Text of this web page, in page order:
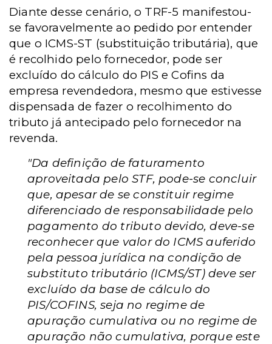
Diante desse cenário, o TRF-5 manifestou-
se favoravelmente ao pedido por entender
que o ICMS-ST (substituição tributária), que
é recolhido pelo fornecedor, pode ser
excluído do cálculo do PIS e Cofins da
empresa revendedora, mesmo que estivesse
dispensada de fazer o recolhimento do
tributo já antecipado pelo fornecedor na
revenda.
"Da definição de faturamento
aproveitada pelo STF, pode-se concluir
que, apesar de se constituir regime
diferenciado de responsabilidade pelo
pagamento do tributo devido, deve-se
reconhecer que valor do ICMS auferido
pela pessoa jurídica na condição de
substituto tributário (ICMS/ST) deve ser
excluído da base de cálculo do
PIS/COFINS, seja no regime de
apuração cumulativa ou no regime de
apuração não cumulativa, porque este